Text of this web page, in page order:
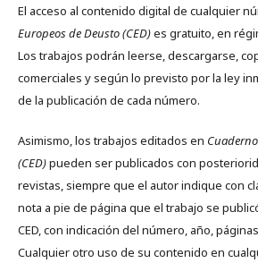
El acceso al contenido digital de cualquier
Europeos de Deusto (CED)es gratuito, en
Los trabajos podrán leerse, descargarse,
comerciales y según lo previsto por la ley
de la publicación de cada número.
Asimismo, los trabajos editados en
(CED)pueden ser publicados con
revistas, siempre que el autor indique con
nota a pie de página que el trabajo se
CED, con indicación del número, año,
Cualquier otro uso de su contenido en